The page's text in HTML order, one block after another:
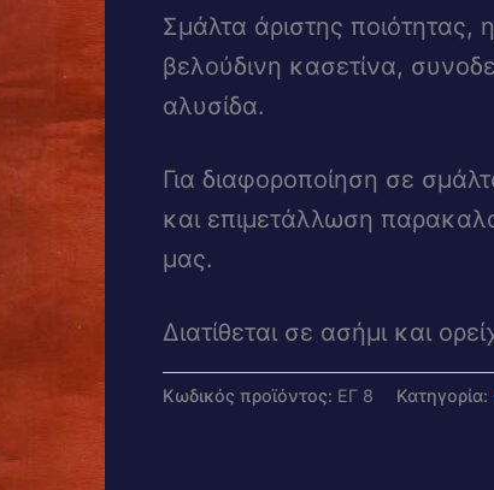
Σμάλτα άριστης ποιότητας,
βελούδινη κασετίνα,
αλυσίδα.
Για διαφοροποίηση σε
και επιμετάλλωση
μας.
Διατίθεται σε ασήμι και
Κωδικός προϊόντος: ΕΓ 8 Κατηγορία: